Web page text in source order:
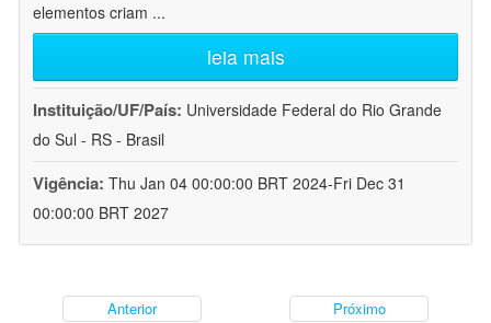
elementos criam ...
leia mais
Instituição/UF/País: Universidade Federal do Rio Grande
do Sul - RS - Brasil
Vigência: Thu Jan 04 00:00:00 BRT 2024-Fri Dec 31
00:00:00 BRT 2027
Anterior Próximo